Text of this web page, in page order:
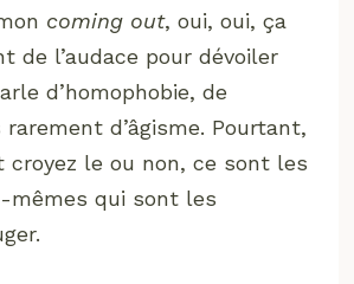
coming out, oui, oui, ça
de l’audace pour dévoiler
d’homophobie, de
d’âgisme. Pourtant,
croyez le ou non, ce sont les
mêmes qui sont les